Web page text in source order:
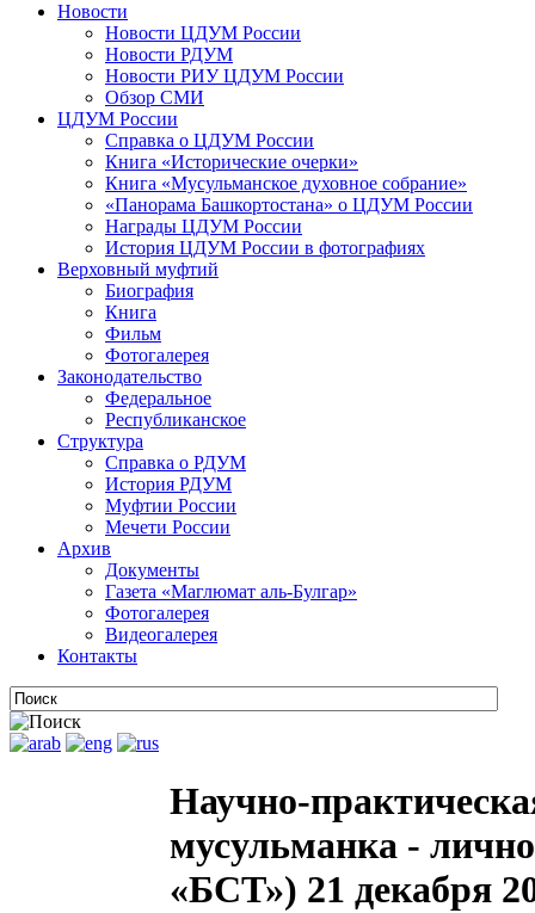
Новости
Новости ЦДУМ России
Новости РДУМ
Новости РИУ ЦДУМ России
Обзор СМИ
ЦДУМ России
Справка о ЦДУМ России
Книга «Исторические очерки»
Книга «Мусульманское духовное собрание»
«Панорама Башкортостана» о ЦДУМ России
Награды ЦДУМ России
История ЦДУМ России в фотографиях
Верховный муфтий
Биография
Книга
Фильм
Фотогалерея
Законодательство
Федеральное
Республиканское
Структура
Справка о РДУМ
История РДУМ
Муфтии России
Мечети России
Архив
Документы
Газета «Маглюмат аль-Булгар»
Фотогалерея
Видеогалерея
Контакты
Научно-
мусульманка -
«БСТ») 21 декабря